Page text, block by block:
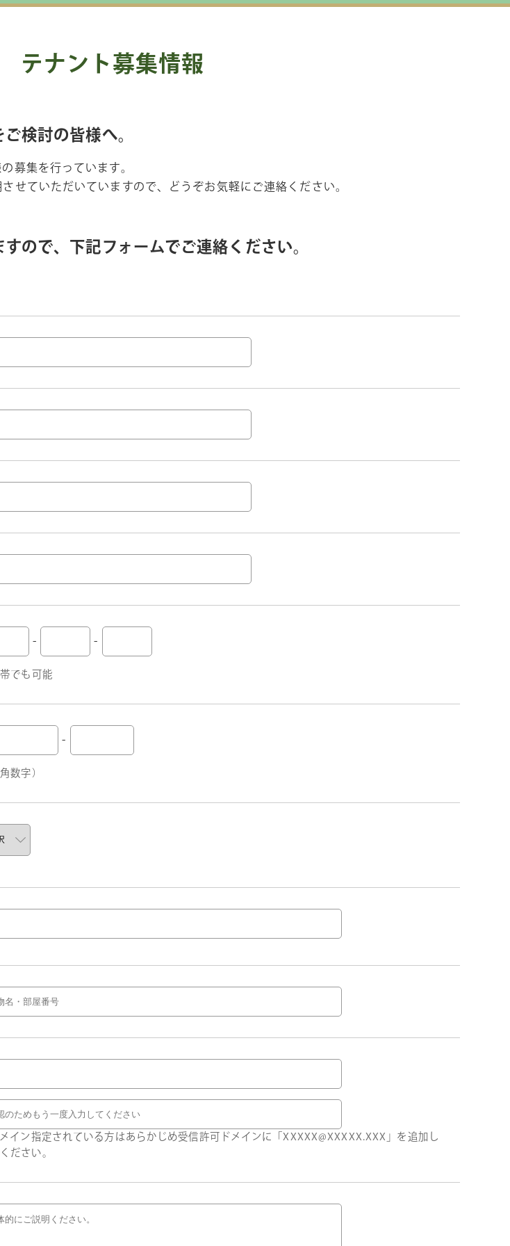
テナント募集情報
検討の皆様へ。
募集を行っています。
せていただいていますので、どうぞお気軽にご連絡ください。
ので、下記フォームでご連絡ください。
- -
でも可能
-
数字）
メイン指定されている方はあらかじめ受信許可ドメインに「XXXXX@XXXXX.XXX」を追加し
ださい。